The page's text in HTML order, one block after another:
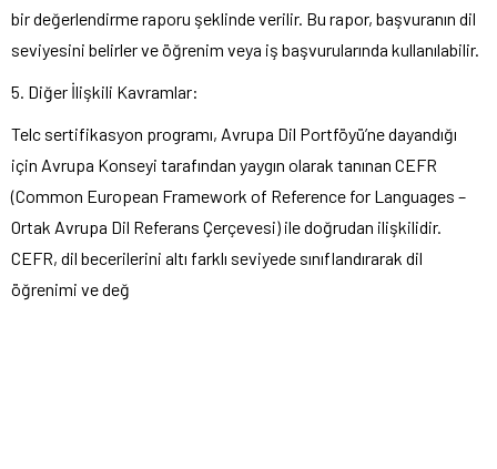
bir değerlendirme raporu şeklinde verilir. Bu rapor, başvuranın dil
seviyesini belirler ve öğrenim veya iş başvurularında kullanılabilir.
5. Diğer İlişkili Kavramlar:
Telc sertifikasyon programı, Avrupa Dil Portföyü’ne dayandığı
için Avrupa Konseyi tarafından yaygın olarak tanınan CEFR
(Common European Framework of Reference for Languages –
Ortak Avrupa Dil Referans Çerçevesi) ile doğrudan ilişkilidir.
CEFR, dil becerilerini altı farklı seviyede sınıflandırarak dil
öğrenimi ve değ